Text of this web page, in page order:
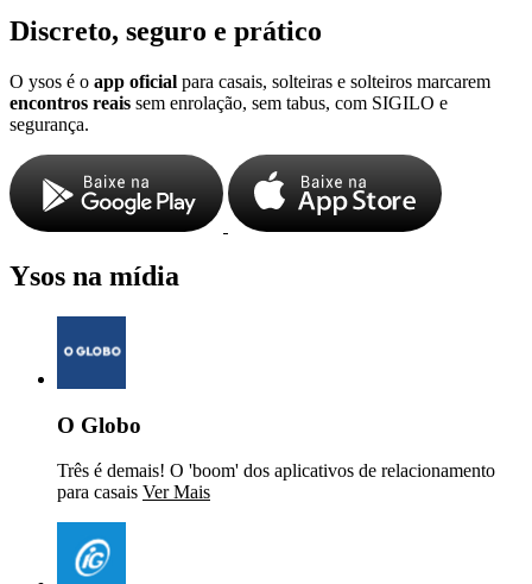
Discreto, seguro e prático
O ysos é o app oficial para casais, solteiras e solteiros marcarem
encontros reais sem enrolação, sem tabus, com SIGILO e
segurança.
Ysos na mídia
O Globo
Três é demais! O 'boom' dos aplicativos de relacionamento
para casais Ver Mais